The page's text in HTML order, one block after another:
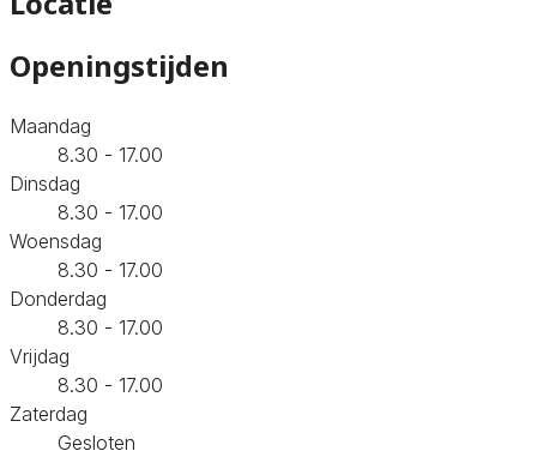
Openingstijden
Maandag
8.30 - 17.00
Dinsdag
8.30 - 17.00
Woensdag
8.30 - 17.00
Donderdag
8.30 - 17.00
Vrijdag
8.30 - 17.00
Zaterdag
Gesloten